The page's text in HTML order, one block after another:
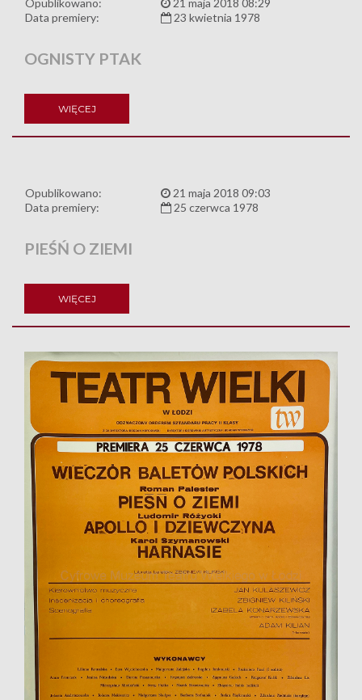
Data premiery:
23 kwietnia 1978
OGNISTY PTAK
WIĘCEJ
Opublikowano:
21 maja 2018 09:03
Data premiery:
25 czerwca 1978
PIEŚŃ O ZIEMI
WIĘCEJ